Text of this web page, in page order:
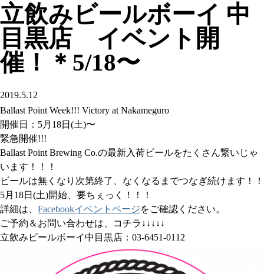
立飲みビールボーイ 中
目黒店 イベント開
催！＊5/18〜
2019.5.12
Ballast Point Week!!! Victory at Nakameguro
開催日：5月18日(土)〜
緊急開催!!!
Ballast Point Brewing Co.の最新入荷ビールをたくさん繋いじゃ
います！！！
ビールは無くなり次第終了、なくなるまでつなぎ続けます！！
5月18日(土)開始、要ちぇっく！！！
詳細は、 Facebookイベントページをご確認ください。
ご予約＆お問い合わせは、コチラ↓↓↓↓↓
立飲みビールボーイ中目黒店：03-6451-0112